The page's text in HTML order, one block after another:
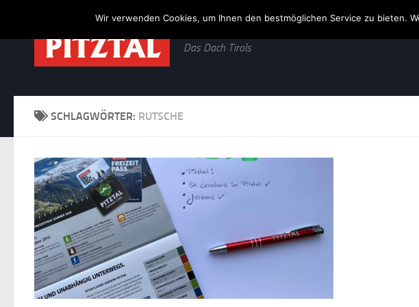
Zum Inhalt springen
Das Dach Tirols
SCHLAGWÖRTER: RUTSCHE
Wir verwenden Cookies, um Ihnen den bestmöglichen Service zu bieten.